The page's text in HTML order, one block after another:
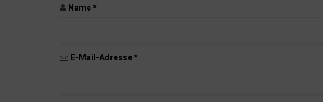
k
n
Name*
E-Mail-Adresse*